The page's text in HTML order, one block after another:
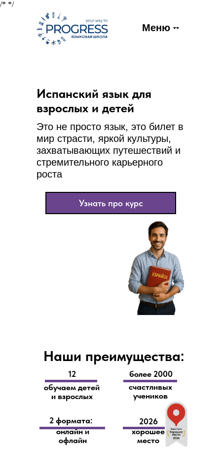
/* */
Меню
Узнать про курс
Испанский язык для
взрослых и детей
Это не просто язык, это билет в
мир страсти, яркой культуры,
захватывающих путешествий и
стремительного карьерного
роста
12
Наши преимущества:
обучаем детей
и взрослых
счастливых
учеников
хорошее
место
2 формата:
более 2000
2026
онлайн и
офлайн